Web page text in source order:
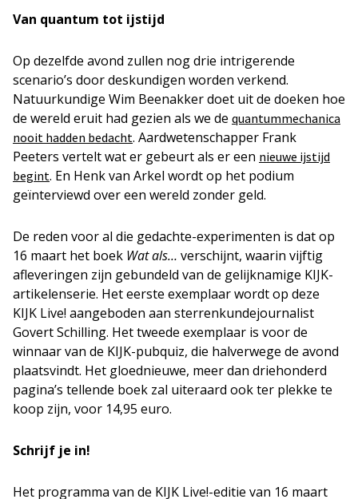
Van quantum tot ijstijd
Op dezelfde avond zullen nog drie intrigerende
scenario’s door deskundigen worden verkend.
Natuurkundige Wim Beenakker doet uit de doeken hoe
de wereld eruit had gezien als we de quantummechanica
nooit hadden bedacht. Aardwetenschapper Frank
Peeters vertelt wat er gebeurt als er een nieuwe ijstijd
begint. En Henk van Arkel wordt op het podium
geïnterviewd over een wereld zonder geld.
De reden voor al die gedachte-experimenten is dat op
16 maart het boek Wat als… verschijnt, waarin vijftig
afleveringen zijn gebundeld van de gelijknamige KIJK-
artikelenserie. Het eerste exemplaar wordt op deze
KIJK Live! aangeboden aan sterrenkundejournalist
Govert Schilling. Het tweede exemplaar is voor de
winnaar van de KIJK-pubquiz, die halverwege de avond
plaatsvindt. Het gloednieuwe, meer dan driehonderd
pagina’s tellende boek zal uiteraard ook ter plekke te
koop zijn, voor 14,95 euro.
Schrijf je in!
Het programma van de KIJK Live!-editie van 16 maart